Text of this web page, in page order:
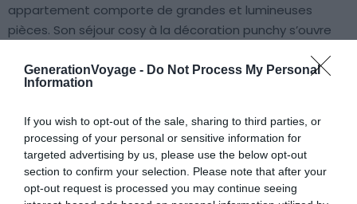
GenerationVoyage - Do Not Process My Personal
Information
If you wish to opt-out of the sale, sharing to third parties, or
processing of your personal or sensitive information for
targeted advertising by us, please use the below opt-out
section to confirm your selection. Please note that after your
opt-out request is processed you may continue seeing
appartement comporte de grandes et lumineuses
pièces. Son séjour cosy à la décoration punchy s’ouvre
bois dominant les sapins et autres conifères des
alentours.
Après une journée éprouvante, relaxez-vous dans la
piscine chauffée ou le sauna : un instant détente rien
que pour vous !